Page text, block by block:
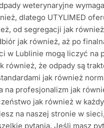
weterynaryjne
dlatego UTYLIMED
od segregacji jak
jak również, aż po
w Lublinie mogą liczyć na
również, że odpady są
jak również
na profesjonalizm jak
jak również w
na naszej stronie w
pytania. Jeśli masz